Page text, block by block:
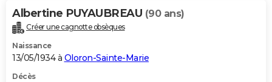
Albertine PUYAUBREAU (90 ans)
Créer une cagnotte obsèques
Naissance
13/05/1934 à Oloron-Sainte-Marie
Décès